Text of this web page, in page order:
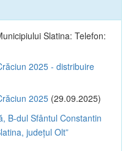
Slatina: Telefon:
2025 - distribuire
2025 (29.09.2025)
B-dul Sfântul Constantin
județul Olt”